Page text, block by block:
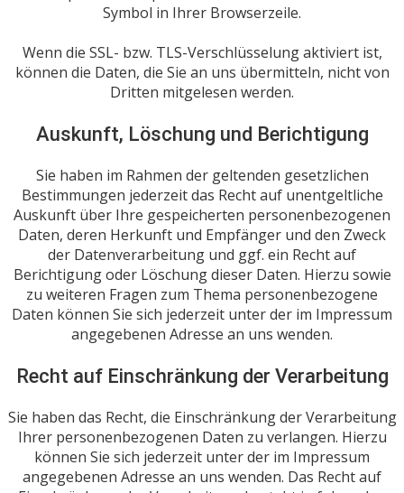
Symbol in Ihrer Browserzeile.
Wenn die SSL- bzw. TLS-Verschlüsselung aktiviert ist,
können die Daten, die Sie an uns übermitteln, nicht von
Dritten mitgelesen werden.
Auskunft, Löschung und Berichtigung
Sie haben im Rahmen der geltenden gesetzlichen
Bestimmungen jederzeit das Recht auf unentgeltliche
Auskunft über Ihre gespeicherten personenbezogenen
Daten, deren Herkunft und Empfänger und den Zweck
der Datenverarbeitung und ggf. ein Recht auf
Berichtigung oder Löschung dieser Daten. Hierzu sowie
zu weiteren Fragen zum Thema personenbezogene
Daten können Sie sich jederzeit unter der im Impressum
angegebenen Adresse an uns wenden.
Recht auf Einschränkung der Verarbeitung
Sie haben das Recht, die Einschränkung der Verarbeitung
Ihrer personenbezogenen Daten zu verlangen. Hierzu
können Sie sich jederzeit unter der im Impressum
angegebenen Adresse an uns wenden. Das Recht auf